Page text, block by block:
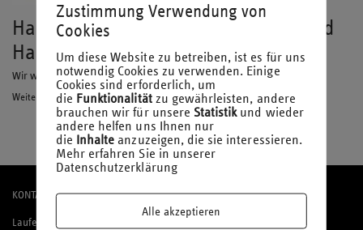
ü
Haushaltsnahe Dienstleistungen und
Handwerkerleistungen
Wir wünschen Ihnen viele Erkenntnisse beim Lesen.
Weiterlesen
KONTAKT
Laufenberg Michels und Partner mbB
Zustimmung Verwendung von
Cookies
Um diese Website zu betreiben, ist es für uns
notwendig Cookies zu verwenden. Einige
Cookies sind erforderlich, um
die Funktionalitätzu gewährleisten, andere
brauchen wir für unsere Statistikund wieder
andere helfen uns Ihnen nur
die Inhalte anzuzeigen, die sie interessieren.
Mehr erfahren Sie in unserer
Datenschutzerklärung
Alle akzeptieren